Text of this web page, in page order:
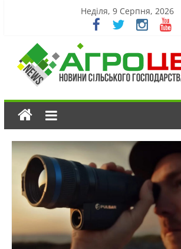
Неділя, 9 Серпня, 2026